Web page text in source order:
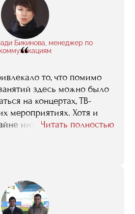
Бикинова, менеджер по
коммуникациям
“
то, что помимо
здесь можно было
на концертах, ТВ-
мероприятиях. Хотя и
интересной, она мне
Александр Тихонов
- специалисты в своем
чтобы делиться
и опытом. Так же
Читать полностью